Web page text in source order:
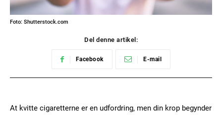
Foto: Shutterstock.com
Del denne artikel:
Facebook E-mail
At kvitte cigaretterne er en udfordring, men din krop begynder